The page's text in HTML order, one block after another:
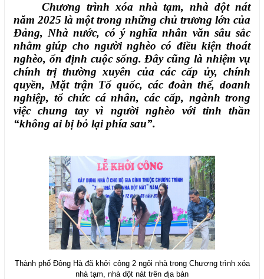
Chương trình xóa nhà tạm, nhà dột nát
năm 2025 là một trong những chủ trương lớn của
Đảng, Nhà nước, có ý nghĩa nhân văn sâu sắc
nhằm giúp cho người nghèo có điều kiện thoát
nghèo, ổn định cuộc sống. Đây cũng là nhiệm vụ
chính trị thường xuyên của các cấp ủy, chính
quyền, Mặt trận Tổ quốc, các đoàn thể, doanh
nghiệp, tổ chức cá nhân, các cấp, ngành trong
việc chung tay vì người nghèo với tinh thần
“không ai bị bỏ lại phía sau”.
Thành phố Đông Hà đã khởi công 2 ngôi nhà trong Chương trình xóa
nhà tạm, nhà dột nát trên địa bàn